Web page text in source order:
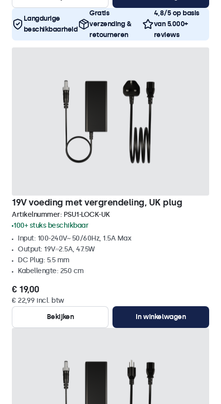
Langdurige
beschikbaarheid
Gratis
verzending &
retourneren
4,8/5 op basis
van 5.000+
reviews
19V voeding met vergrendeling, UK plug
Artikelnummer: PSU1-LOCK-UK
100+ stuks beschikbaar
Input: 100-240V~ 50/60Hz, 1.5A Max
Output: 19V⎓2.5A, 47.5W
DC Plug: 5.5 mm
Kabellengte: 250 cm
€ 19,00
€ 22,99 incl. btw
Bekijken
In winkelwagen